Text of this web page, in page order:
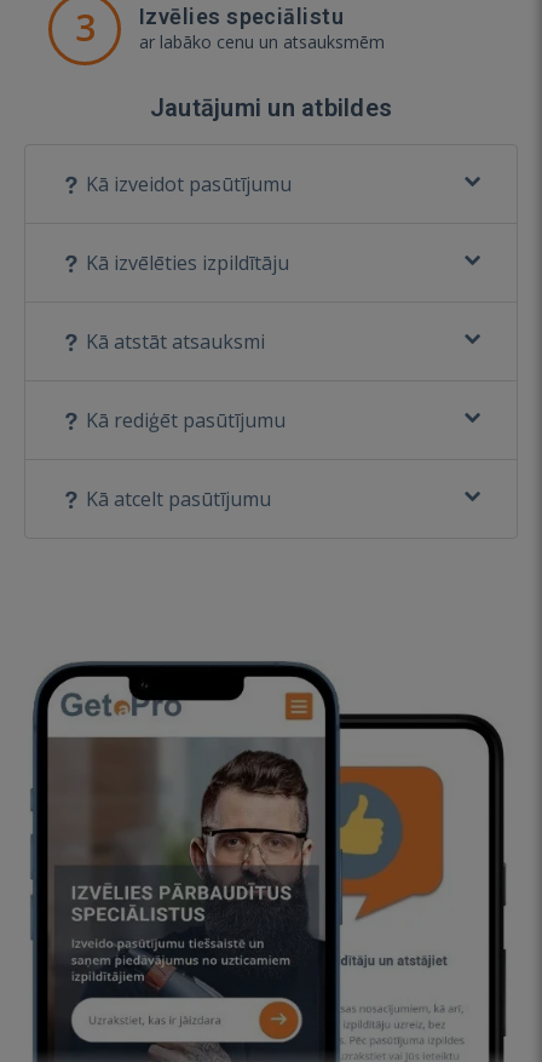
3 Izvēlies speciālistu
ar labāko cenu un atsauksmēm
Jautājumi un atbildes
Kā izveidot pasūtījumu
Kā izvēlēties izpildītāju
Kā atstāt atsauksmi
Kā rediģēt pasūtījumu
Kā atcelt pasūtījumu